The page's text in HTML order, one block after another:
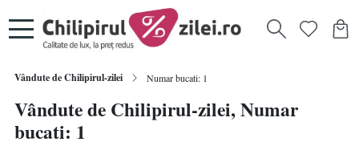
Vândute de Chilipirul-zilei Numar bucati: 1
Vândute de Chilipirul-zilei, Numar
bucati: 1